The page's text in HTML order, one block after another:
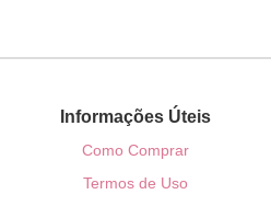
Informações Úteis
Como Comprar
Termos de Uso